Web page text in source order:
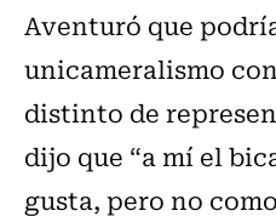
Aventuró que
unicameralismo
distinto de
dijo que “a mí el
gusta, pero no